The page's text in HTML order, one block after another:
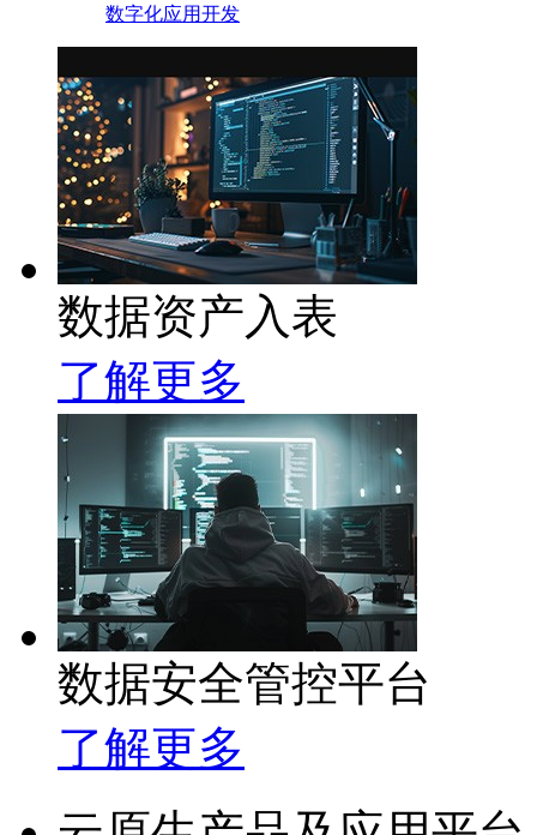
数字化应用开发
数据资产入表
了解更多
数据安全管控平台
了解更多